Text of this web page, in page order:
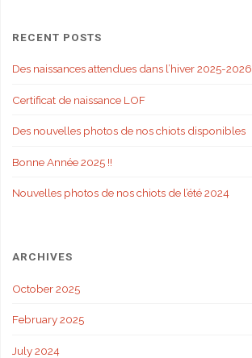
RECENT POSTS
Des naissances attendues dans l’hiver 2025-2026
Certificat de naissance LOF
Des nouvelles photos de nos chiots disponibles
Bonne Année 2025 !!
Nouvelles photos de nos chiots de l’été 2024
ARCHIVES
October 2025
February 2025
July 2024